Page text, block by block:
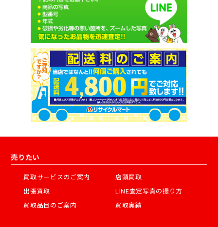
売りたい
買取サービスのご案内
店頭買取
出張買取
LINE査定写真の撮り方
買取品目のご案内
買取実績